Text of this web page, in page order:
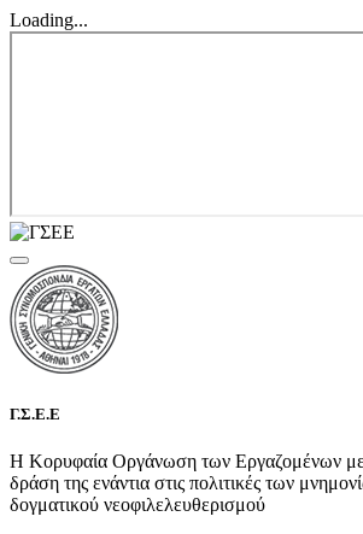
Loading...
Γ.Σ.Ε.Ε
Η Κορυφαία Οργάνωση των Εργαζομένων με
δράση της ενάντια στις πολιτικές των
δογματικού νεοφιλελευθερισμού